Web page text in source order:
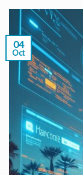
04
Oct